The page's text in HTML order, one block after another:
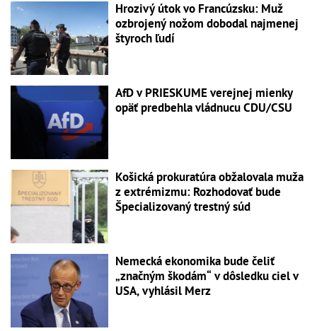
Hrozivý útok vo Francúzsku: Muž
ozbrojený nožom dobodal najmenej
štyroch ľudí
AfD v PRIESKUME verejnej mienky
opäť predbehla vládnucu CDU/CSU
Košická prokuratúra obžalovala muža
z extrémizmu: Rozhodovať bude
Špecializovaný trestný súd
Nemecká ekonomika bude čeliť
„značným škodám“ v dôsledku ciel v
USA, vyhlásil Merz